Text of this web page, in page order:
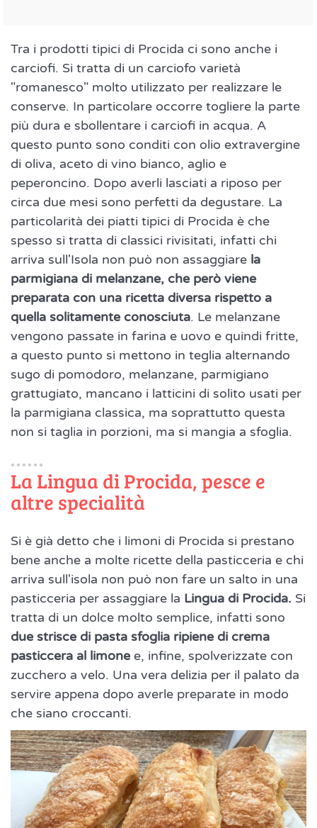
Tra i prodotti tipici di Procida ci sono anche i
carciofi. Si tratta di un carciofo varietà
"romanesco" molto utilizzato per realizzare le
conserve. In particolare occorre togliere la parte
più dura e sbollentare i carciofi in acqua. A
questo punto sono conditi con olio extravergine
di oliva, aceto di vino bianco, aglio e
peperoncino. Dopo averli lasciati a riposo per
circa due mesi sono perfetti da degustare. La
particolarità dei piatti tipici di Procida è che
spesso si tratta di classici rivisitati, infatti chi
arriva sull'Isola non può non assaggiare la
parmigiana di melanzane, che però viene
preparata con una ricetta diversa rispetto a
quella solitamente conosciuta. Le melanzane
vengono passate in farina e uovo e quindi fritte,
a questo punto si mettono in teglia alternando
sugo di pomodoro, melanzane, parmigiano
grattugiato, mancano i latticini di solito usati per
la parmigiana classica, ma soprattutto questa
non si taglia in porzioni, ma si mangia a sfoglia.
La Lingua di Procida, pesce e
altre specialità
Si è già detto che i limoni di Procida si prestano
bene anche a molte ricette della pasticceria e chi
arriva sull'isola non può non fare un salto in una
pasticceria per assaggiare la Lingua di Procida. Si
tratta di un dolce molto semplice, infatti sono
due strisce di pasta sfoglia ripiene di crema
pasticcera al limonee, infine, spolverizzate con
zucchero a velo. Una vera delizia per il palato da
servire appena dopo averle preparate in modo
che siano croccanti.